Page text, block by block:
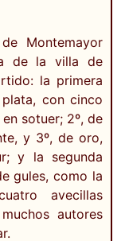
Montemayor
de la villa de
la primera
con cinco
sotuer; 2º, de
y 3º, de oro,
y la segunda
gules, como la
avecillas
autores